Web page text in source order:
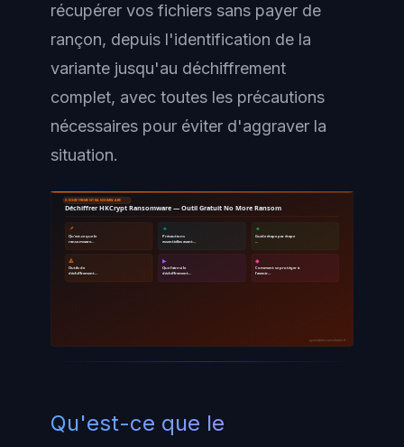
récupérer vos fichiers sans payer de
rançon, depuis l'identification de la
variante jusqu'au déchiffrement
complet, avec toutes les précautions
nécessaires pour éviter d'aggraver la
situation.
DÉCHIFFREMENT RANSOMWARE
Déchiffrer HKCrypt Ransomware — Outil Gratuit No More Ransom
📌
Qu'est-ce que le
ransomware…
🔹
Précautions
essentielles avant…
🔸
Guide étape par étape
🔺
Outils de
déchiffrement…
▶
Que faire si le
déchiffrement…
◆
Comment se protéger à
l'avenir…
ayinedjimi-consultants.fr
Qu'est-ce que le